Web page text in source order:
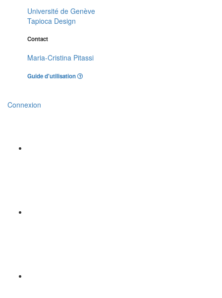
Université de Genève
Tapioca Design
Contact
Maria-Cristina Pitassi
Guide d'utilisation
Connexion